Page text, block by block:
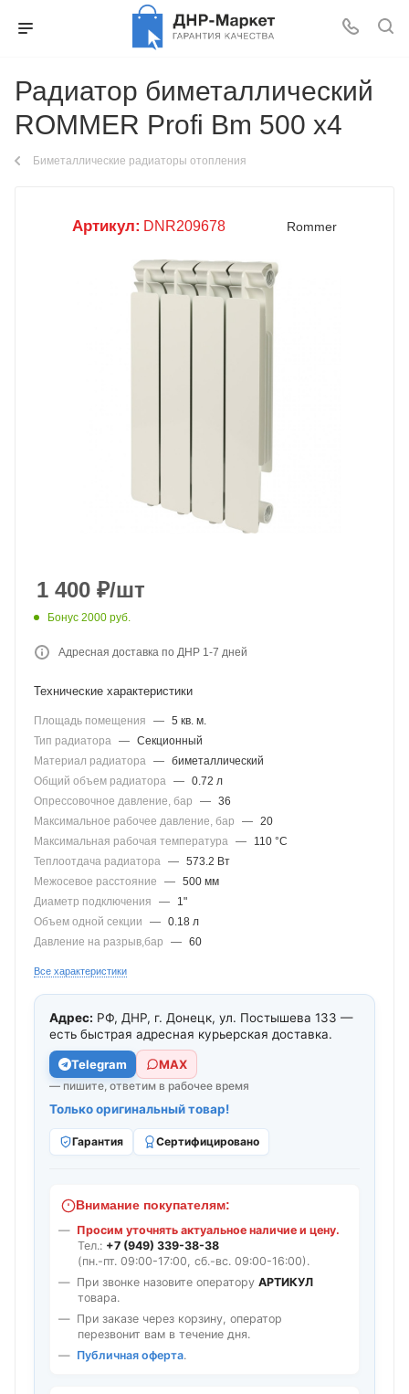
Радиатор биметаллический
ROMMER Profi Bm 500 x4
Биметаллические радиаторы отопления
Артикул: DNR209678 Rommer
1 400 ₽/шт
Бонус 2000 руб.
Адресная доставка по ДНР 1-7 дней
Технические характеристики
Площадь помещения — 5 кв. м.
Тип радиатора — Секционный
Материал радиатора — биметаллический
Общий объем радиатора — 0.72 л
Опрессовочное давление, бар
— 36
Максимальное рабочее давление, бар
— 20
Максимальная рабочая температура —
110 °С
Теплоотдача радиатора — 573.2 Вт
Межосевое расстояние
— 500 мм
Диаметр подключения
—
1"
Объем одной секции
— 0.18 л
Давление на разрыв,бар
— 60
Все характеристики
Адрес: РФ, ДНР, г. Донецк, ул. Постышева 133 —
есть быстрая адресная курьерская доставка.
Telegram МАХ
— пишите, ответим в рабочее время
Только оригинальный товар!
Гарантия Сертифицировано
Внимание покупателям:
Просим уточнять актуальное наличие и цену.
Тел.: +7 (949) 339-38-38
(пн.-пт. 09:00-17:00, сб.-вс. 09:00-16:00).
При звонке назовите оператору АРТИКУЛ
товара.
При заказе через корзину, оператор
перезвонит вам в течение дня.
Публичная оферта.